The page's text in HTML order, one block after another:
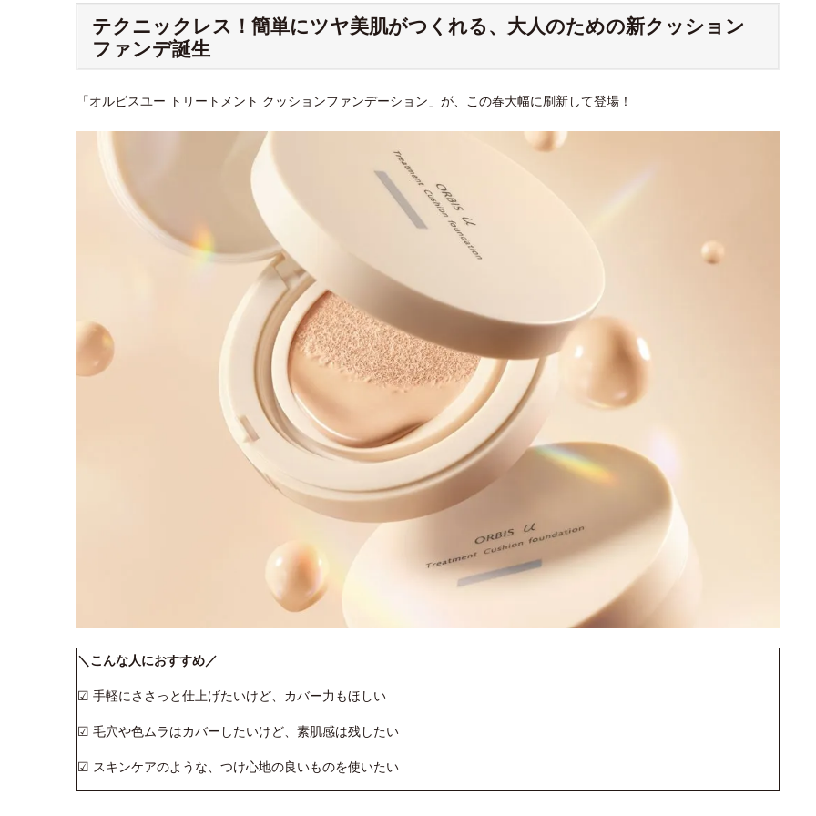
テクニックレス！簡単にツヤ美肌がつくれる、大人のための新クッション
ファンデ誕生
「オルビスユー トリートメント クッションファンデーション」が、この春大幅に刷新して登場！
＼こんな人におすすめ／
☑ 手軽にささっと仕上げたいけど、カバー力もほしい
☑ 毛穴や色ムラはカバーしたいけど、素肌感は残したい
☑ スキンケアのような、つけ心地の良いものを使いたい